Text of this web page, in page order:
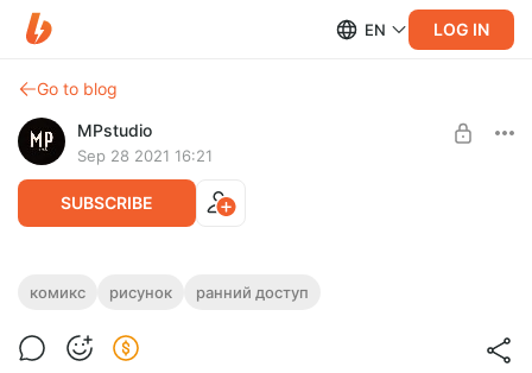
EN LOG IN
Go to blog
MPstudio
Sep 28 2021 16:21
SUBSCRIBE
СТРАНИЦЫ ПЕРВОЙ ГЛАВЫ В
Страницы в супер оригинальном качестве (29-33)
комикс рисунок ранний доступ